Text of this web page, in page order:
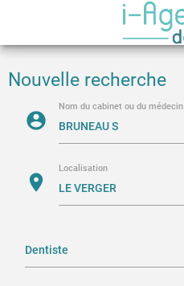
Nouvelle recherche
account_circle
Nom du cabinet ou du médecin
location_on
Localisation